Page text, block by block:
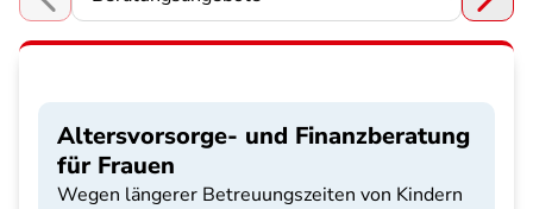
Choose a section
Altersvorsorge- und Finanzberatung
für Frauen
Wegen längerer Betreuungszeiten von Kindern